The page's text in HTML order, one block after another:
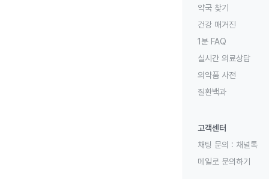
약국 찾기
건강 매거진
1분 FAQ
실시간 의료상담
의약품 사전
질환백과
고객센터
채팅 문의 : 채널톡
메일로 문의하기